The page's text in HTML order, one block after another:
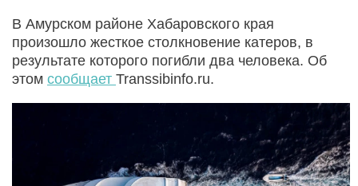
В Амурском районе Хабаровского края
произошло жесткое столкновение катеров, в
результате которого погибли два человека. Об
этом сообщает Transsibinfo.ru.